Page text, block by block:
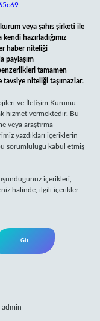
veya şahıs şirketi ile
hazırladığımız
haber niteliği
paylaşım
tamamen
niteliği taşımazlar.
ve İletişim Kurumu
hizmet vermektedir. Bu
veya araştırma
yazdıkları içeriklerin
sorumluluğu kabul etmiş
içerikleri,
halinde, ilgili içerikler
admin